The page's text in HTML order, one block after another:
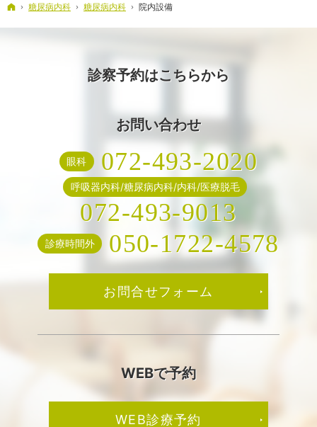
ホーム
糖尿病内科 糖尿病内科 院内設備
診察予約はこちらから
お問い合わせ
眼科 072-493-2020
呼吸器内科/糖尿病内科/内科/医療脱毛
072-493-9013
診療時間外 050-1722-4578
お問合せフォーム
WEBで予約
WEB診療予約